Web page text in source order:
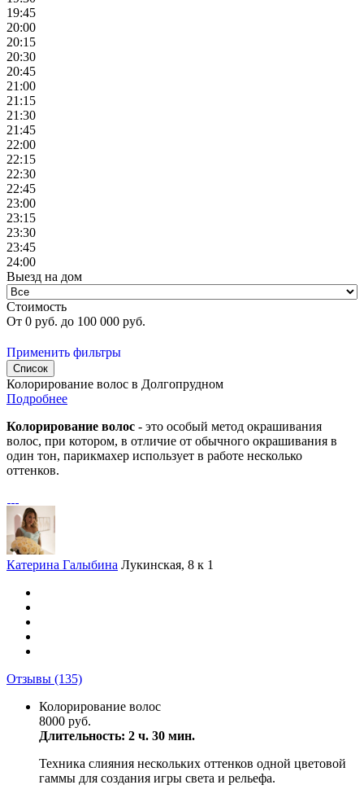
19:45
20:00
20:15
20:30
20:45
21:00
21:15
21:30
21:45
22:00
22:15
22:30
22:45
23:00
23:15
23:30
23:45
24:00
Выезд на дом
Стоимость
От 0 руб. до 100 000 руб.
Применить фильтры
Список
Колорирование волос в Долгопрудном
Подробнее
Колорирование волос - это особый метод окрашивания
волос, при котором, в отличие от обычного окрашивания в
один тон, парикмахер использует в работе несколько
оттенков.
Катерина Галыбина Лукинская, 8 к 1
Отзывы (135)
Колорирование волос
8000 руб.
Длительность: 2 ч. 30 мин.
Техника слияния нескольких оттенков одной цветовой
гаммы для создания игры света и рельефа.